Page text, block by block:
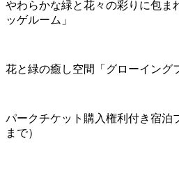
やわらかな緑と花々の彩りに包ま
ッゲルーム」
花と緑の癒し空間「グローイング
パークチケット購入権利付き宿泊
まで）